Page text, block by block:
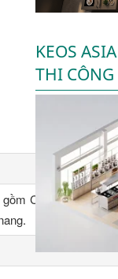
KEOS
THI CÔNG